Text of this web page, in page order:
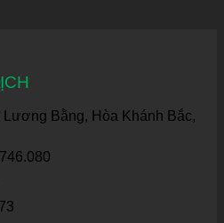
Lương Bằng, Hòa Khánh Bắc,